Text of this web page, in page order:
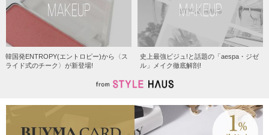
MAKEUP
韓国発ENTROPY(エントロピー)から〈ス
ライド式のチーク〉が新登場!
MAKEUP
史上最強ビジュ!と話題の「aespa・ジゼ
ル」メイク徹底解剖!